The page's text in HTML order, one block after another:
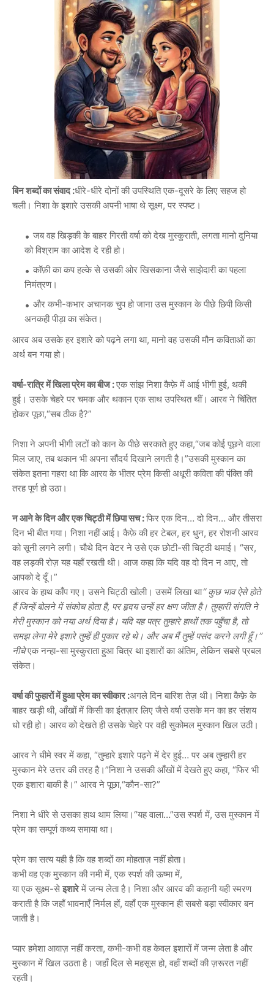
बिन शब्दों का संवाद :धीरे-धीरे दोनों की उपस्थिति एक-दूसरे के लिए सहज हो
चली। निशा के इशारे उसकी अपनी भाषा थे सूक्ष्म, पर स्पष्ट।
जब वह खिड़की के बाहर गिरती वर्षा को देख मुस्कुराती, लगता मानो दुनिया
को विश्राम का आदेश दे रही हो।
कॉफ़ी का कप हल्के से उसकी ओर खिसकाना जैसे साझेदारी का पहला
निमंत्रण।
और कभी-कभार अचानक चुप हो जाना उस मुस्कान के पीछे छिपी किसी
अनकही पीड़ा का संकेत।
आरव अब उसके हर इशारे को पढ़ने लगा था, मानो वह उसकी मौन कविताओं का
अर्थ बन गया हो।
वर्षा-रात्रि में खिला प्रेम का बीज :एक सांझ निशा कैफ़े में आई भीगी हुई, थकी
हुई। उसके चेहरे पर चमक और थकान एक साथ उपस्थित थीं। आरव ने चिंतित
होकर पूछा,“सब ठीक है?”
निशा ने अपनी भीगी लटों को कान के पीछे सरकाते हुए कहा,“जब कोई पूछने वाला
मिल जाए, तब थकान भी अपना सौंदर्य दिखाने लगती है।”उसकी मुस्कान का
संकेत इतना गहरा था कि आरव के भीतर प्रेम किसी अधूरी कविता की पंक्ति की
तरह पूर्ण हो उठा।
न आने के दिन और एक चिट्ठी में छिपा सच :फिर एक दिन… दो दिन… और तीसरा
दिन भी बीत गया। निशा नहीं आई। कैफ़े की हर टेबल, हर धुन, हर रोशनी आरव
को सूनी लगने लगी। चौथे दिन वेटर ने उसे एक छोटी-सी चिट्ठी थमाई। “सर,
वह लड़की रोज़ यह यहाँ रखती थी। आज कहा कि यदि वह दो दिन न आए, तो
आपको दे दूँ।”
आरव के हाथ काँप गए। उसने चिट्ठी खोली। उसमें लिखा था“ कुछ भाव ऐसे होते
हैं जिन्हें बोलने में संकोच होता है, पर हृदय उन्हें हर क्षण जीता है। तुम्हारी संगति ने
मेरी मुस्कान को नया अर्थ दिया है। यदि यह पत्र तुम्हारे हाथों तक पहुँचा है, तो
समझ लेना मेरे इशारे तुम्हें ही पुकार रहे थे। और अब मैं तुम्हें पसंद करने लगी हूँ।”
नीचेएक नन्हा-सा मुस्कुराता हुआ चित्र था इशारों का अंतिम, लेकिन सबसे प्रबल
संकेत।
वर्षा की फुहारों में हुआ प्रेम का स्वीकार :अगले दिन बारिश तेज़ थी। निशा कैफ़े के
बाहर खड़ी थी, आँखों में किसी का इंतज़ार लिए जैसे वर्षा उसके मन का हर संशय
धो रही हो। आरव को देखते ही उसके चेहरे पर वही सुकोमल मुस्कान खिल उठी।
आरव ने धीमे स्वर में कहा, “तुम्हारे इशारे पढ़ने में देर हुई… पर अब तुम्हारी हर
मुस्कान मेरे उत्तर की तरह है।”निशा ने उसकी आँखों में देखते हुए कहा, “फिर भी
एक इशारा बाकी है।” आरव ने पूछा,“कौन-सा?”
निशा ने धीरे से उसका हाथ थाम लिया।“यह वाला…”उस स्पर्श में, उस मुस्कान में
प्रेम का सम्पूर्ण कथ्य समाया था।
प्रेम का सत्य यही है कि वह शब्दों का मोहताज़ नहीं होता।
कभी वह एक मुस्कान की नमी में, एक स्पर्श की ऊष्मा में,
या एक सूक्ष्म-से इशारेमें जन्म लेता है। निशा और आरव की कहानी यही स्मरण
कराती है कि जहाँ भावनाएँ निर्मल हों, वहाँ एक मुस्कान ही सबसे बड़ा स्वीकार बन
जाती है।
प्यार हमेशा आवाज़ नहीं करता, कभी-कभी वह केवल इशारों में जन्म लेता है और
मुस्कान में खिल उठता है। जहाँ दिल से महसूस हो, वहाँ शब्दों की ज़रूरत नहीं
रहती।